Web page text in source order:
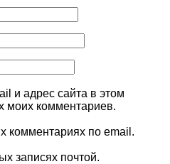
и адрес сайта в этом
моих комментариев.
комментариях по email.
записях почтой.